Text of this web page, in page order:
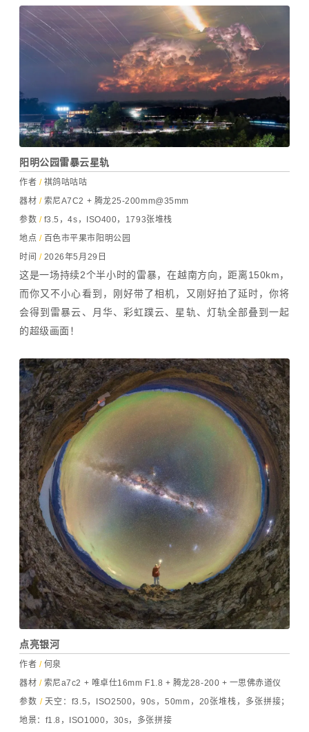
阳明公园雷暴云星轨
作者 /祺鸽咕咕咕
器材 /索尼A7C2 + 腾龙25-200mm@35mm
参数 / f3.5，4s，ISO400，1793张堆栈
地点 /百色市平果市阳明公园
时间 / 2026年5月29日
这是一场持续2个半小时的雷暴，在越南方向，距离150km，
而你又不小心看到，刚好带了相机，又刚好拍了延时，你将
会得到雷暴云、月华、彩虹蹼云、星轨、灯轨全部叠到一起
的超级画面！
点亮银河
作者 /何泉
器材 /索尼a7c2 + 唯卓仕16mm F1.8 + 腾龙28-200 + 一思佛赤道仪
参数 /天空：f3.5，ISO2500，90s，50mm，20张堆栈，多张拼接；
地景：f1.8，ISO1000，30s，多张拼接